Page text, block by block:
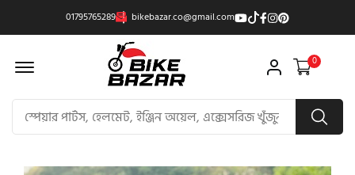
01795765289 bikebazar.co@gmail.com
Offcanvas Menu Open 0